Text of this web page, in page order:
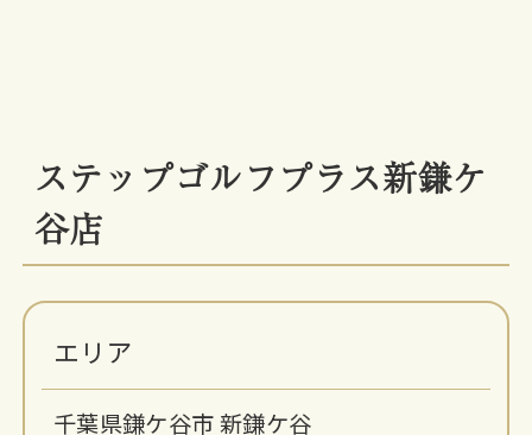
ステップゴルフプラス新鎌ケ
谷店
エリア
千葉県鎌ケ谷市 新鎌ケ谷